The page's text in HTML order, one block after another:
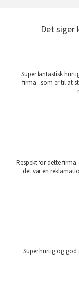
Det siger
Super fantastisk
firma - som er til at
Respekt for dette
det var en
Super hurtig og god